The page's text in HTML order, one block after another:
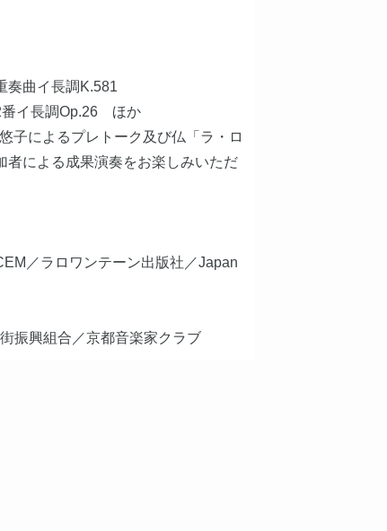
奏曲イ長調K.581
番イ長調Op.26 ほか
によるプレトーク及び仏「ラ・ロ
者による成果演奏をお楽しみいただ
／ラロワンテーン出版社／Japan
振興組合／京都音楽家クラブ